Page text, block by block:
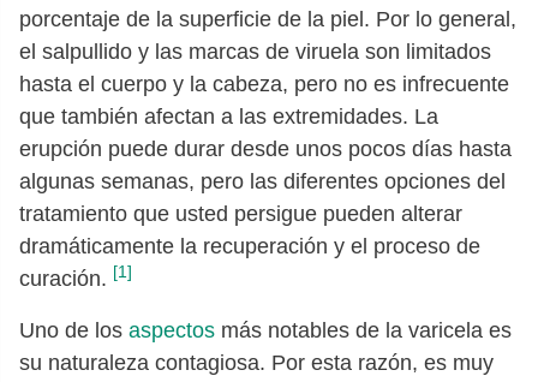
porcentaje de la superficie de la piel. Por lo general,
el salpullido y las marcas de viruela son limitados
hasta el cuerpo y la cabeza, pero no es infrecuente
que también afectan a las extremidades. La
erupción puede durar desde unos pocos días hasta
algunas semanas, pero las diferentes opciones del
tratamiento que usted persigue pueden alterar
dramáticamente la recuperación y el proceso de
curación. [1]
Uno de los aspectos más notables de la varicela es
su naturaleza contagiosa. Por esta razón, es muy